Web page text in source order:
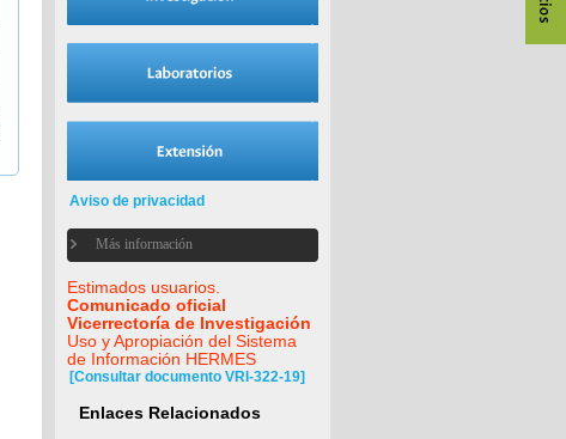
Aviso de privacidad
Más información
Estimados usuarios.
Comunicado oficial
Vicerrectoría de Investigación
Uso y Apropiación del Sistema
de Información HERMES
[Consultar documento VRI-322-19]
Enlaces Relacionados